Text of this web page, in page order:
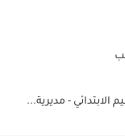
الابتدائي - مديرية...